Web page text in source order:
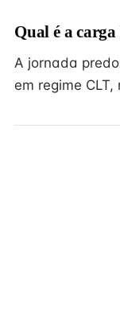
Qual é a
A jornada
em regime